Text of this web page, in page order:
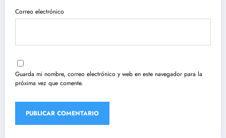
Correo electrónico
Guarda mi nombre, correo electrónico y web en este navegador para la
próxima vez que comente.